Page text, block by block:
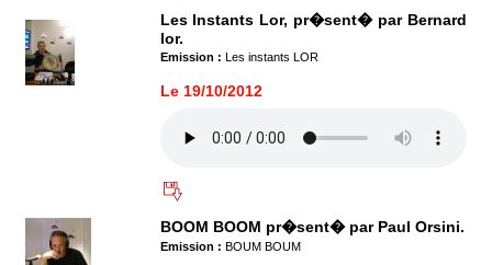
Les Instants Lor, pr�sent� par Bernard
lor.
Emission : Les instants LOR
Le 19/10/2012
BOOM BOOM pr�sent� par Paul Orsini.
Emission : BOUM BOUM